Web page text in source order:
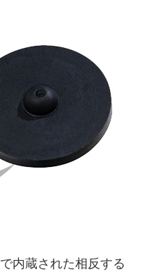
内蔵された相反する